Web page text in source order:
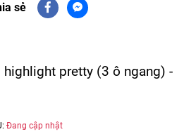
sẻ
highlight pretty (3 ô ngang) -
Đang cập nhật